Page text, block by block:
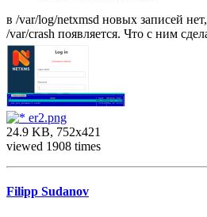
в /var/log/netxmsd новых записей
/var/crash появляется. Что с ним
er2.png
24.9 KB, 752x421
viewed 1908 times
Filipp Sudanov